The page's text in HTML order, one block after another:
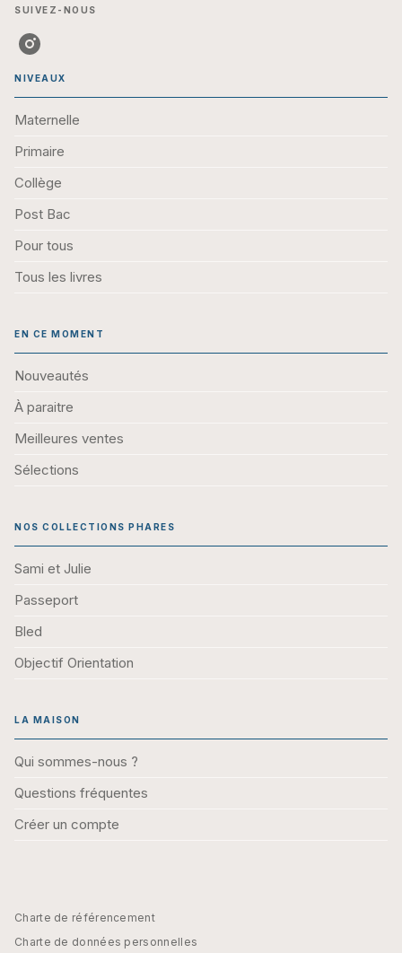
SUIVEZ-NOUS
NIVEAUX
Maternelle
Primaire
Collège
Post Bac
Pour tous
Tous les livres
EN CE MOMENT
Nouveautés
À paraitre
Meilleures ventes
Sélections
NOS COLLECTIONS PHARES
Sami et Julie
Passeport
Bled
Objectif Orientation
LA MAISON
Qui sommes-nous ?
Questions fréquentes
Créer un compte
Charte de référencement
Charte de données personnelles